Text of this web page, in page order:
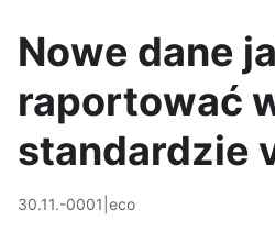
Nowe dane
raportować
standardzie
30.11.-0001 eco